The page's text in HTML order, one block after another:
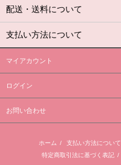
配送・送料について
支払い方法について
マイアカウント
ログイン
お問い合わせ
ホーム / 支払い方法について
特定商取引法に基づく表記 /